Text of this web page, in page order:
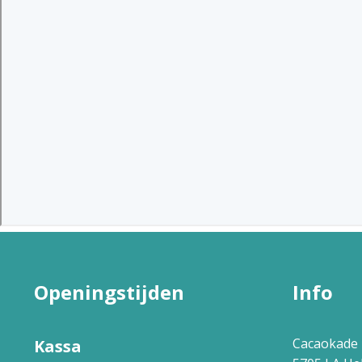
Openingstijden
Kassa
Info
Cacaokade